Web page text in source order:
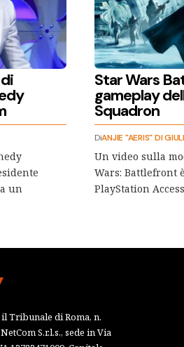
un
Star Wars
gameplay
Squadron
DiANJIE "AERIS" DI
Un video sulla
Wars: Battlefront
PlayStation
Tribunale di Roma, n.
S.r.l.s., sede in Via